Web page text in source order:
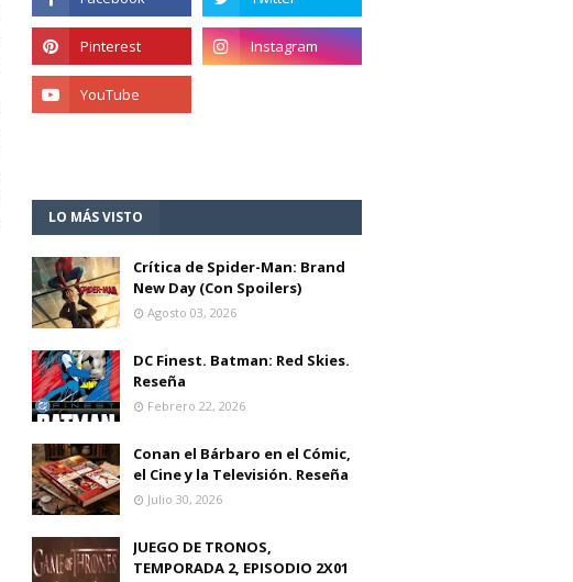
LO MÁS VISTO
Crítica de Spider-Man: Brand
New Day (Con Spoilers)
Agosto 03, 2026
DC Finest. Batman: Red Skies.
Reseña
Febrero 22, 2026
Conan el Bárbaro en el Cómic,
el Cine y la Televisión. Reseña
Julio 30, 2026
JUEGO DE TRONOS,
TEMPORADA 2, EPISODIO 2X01